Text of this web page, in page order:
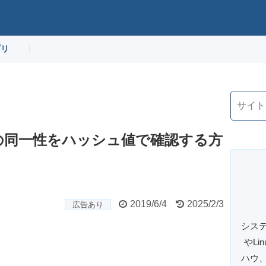
一性をハッシュ値で確認する方
広告あり 2019/6/4 2025/2/3
シス
や
ハウ